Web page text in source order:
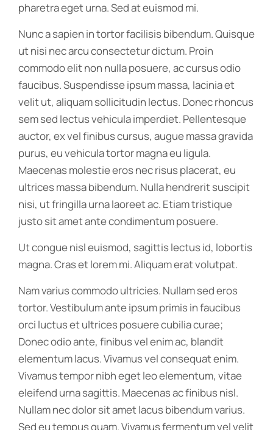
pharetra eget urna. Sed at euismod mi.
Nunc a sapien in tortor facilisis bibendum. Quisque
ut nisi nec arcu consectetur dictum. Proin
commodo elit non nulla posuere, ac cursus odio
faucibus. Suspendisse ipsum massa, lacinia et
velit ut, aliquam sollicitudin lectus. Donec rhoncus
sem sed lectus vehicula imperdiet. Pellentesque
auctor, ex vel finibus cursus, augue massa gravida
purus, eu vehicula tortor magna eu ligula.
Maecenas molestie eros nec risus placerat, eu
ultrices massa bibendum. Nulla hendrerit suscipit
nisi, ut fringilla urna laoreet ac. Etiam tristique
justo sit amet ante condimentum posuere.
Ut congue nisl euismod, sagittis lectus id, lobortis
magna. Cras et lorem mi. Aliquam erat volutpat.
Nam varius commodo ultricies. Nullam sed eros
tortor. Vestibulum ante ipsum primis in faucibus
orci luctus et ultrices posuere cubilia curae;
Donec odio ante, finibus vel enim ac, blandit
elementum lacus. Vivamus vel consequat enim.
Vivamus tempor nibh eget leo elementum, vitae
eleifend urna sagittis. Maecenas ac finibus nisl.
Nullam nec dolor sit amet lacus bibendum varius.
Sed eu tempus quam. Vivamus fermentum vel velit